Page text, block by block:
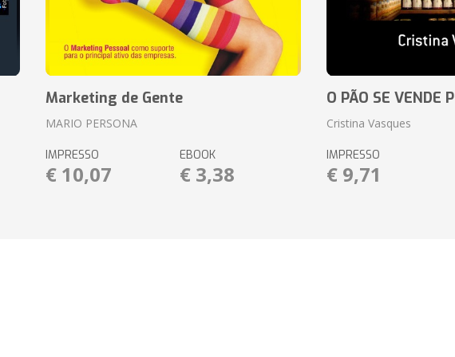
Marketing de Gente
MARIO PERSONA
IMPRESSO
€ 10,07
EBOOK
€ 3,38
O PÃO SE VENDE
Cristina Vasques
IMPRESSO
€ 9,71